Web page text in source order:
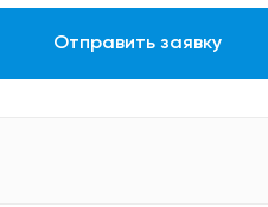
Отправить заявку